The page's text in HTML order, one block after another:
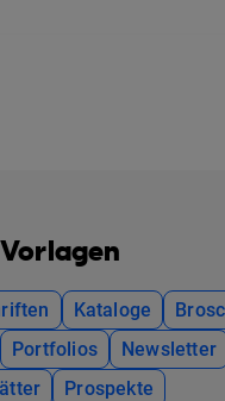
Kataloge
Portfolios Newsletter
Prospekte